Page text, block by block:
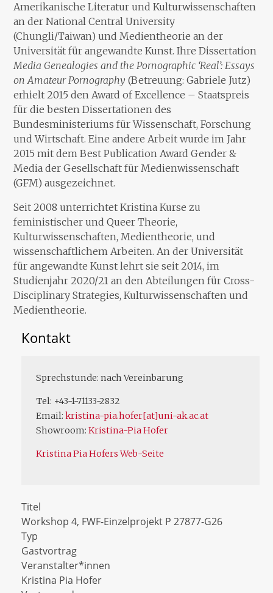
Amerikanische Literatur und Kulturwissenschaften
an der National Central University
(Chungli/Taiwan) und Medientheorie an der
Universität für angewandte Kunst. Ihre Dissertation
Media Genealogies and the Pornographic ‘Real’: Essays
on Amateur Pornography (Betreuung: Gabriele Jutz)
erhielt 2015 den Award of Excellence – Staatspreis
für die besten Dissertationen des
Bundesministeriums für Wissenschaft, Forschung
und Wirtschaft. Eine andere Arbeit wurde im Jahr
2015 mit dem Best Publication Award Gender &
Media der Gesellschaft für Medienwissenschaft
(GFM) ausgezeichnet.
Seit 2008 unterrichtet Kristina Kurse zu
feministischer und Queer Theorie,
Kulturwissenschaften, Medientheorie, und
wissenschaftlichem Arbeiten. An der Universität
für angewandte Kunst lehrt sie seit 2014, im
Studienjahr 2020/21 an den Abteilungen für Cross-
Disciplinary Strategies, Kulturwissenschaften und
Medientheorie.
Kontakt
Sprechstunde: nach Vereinbarung
Tel: +43-1-71133-2832
Email:kristina-pia.hofer[at]uni-ak.ac.at
Showroom:Kristina-Pia Hofer
Kristina Pia Hofers Web-Seite
Titel
Workshop 4, FWF-Einzelprojekt P 27877-G26
Typ
Gastvortrag
Veranstalter*innen
Kristina Pia Hofer